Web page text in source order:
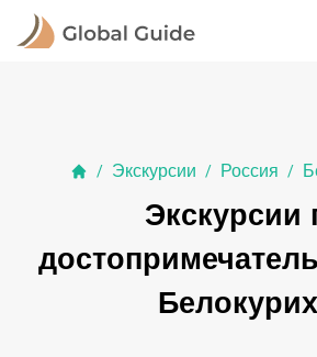
/ Экскурсии / Россия /
Экскурсии